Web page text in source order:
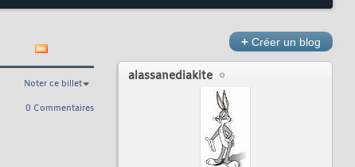
Noter ce billet
0 Commentaires
+ Créer un blog
alassanediakite